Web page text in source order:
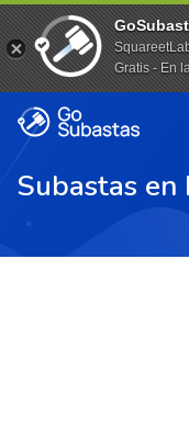
Subastas en
Gratis - En